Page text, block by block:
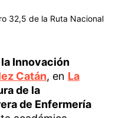
32,5 de la Ruta Nacional
Innovación
Catán, en La
de la
de Enfermería